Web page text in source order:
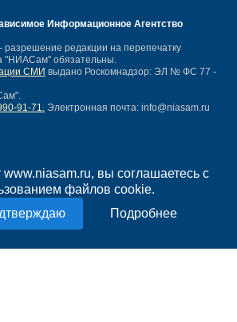
www.niasam.ru, вы соглашаетесь с
файлов cookie.
Подробнее
Информационное Агентство
редакции на перепечатку
"НИАСам" обязательны.
СМИ выдано Роскомнадзор: ЭЛ № ФС 77 -
91-71. Электронная почта: info@niasam.ru
персональных данных